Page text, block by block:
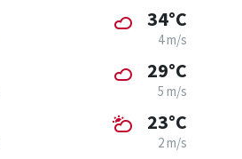
34°C
4 m/s
29°C
5 m/s
23°C
2 m/s